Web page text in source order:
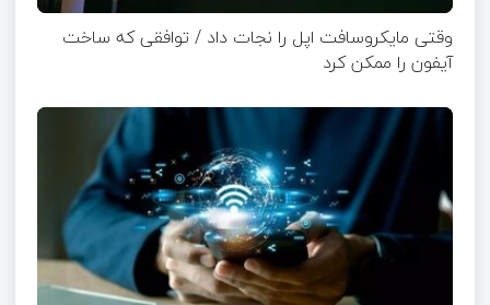
وقتی مایکروسافت اپل را نجات داد / توافقی که ساخت
آیفون را ممکن کرد